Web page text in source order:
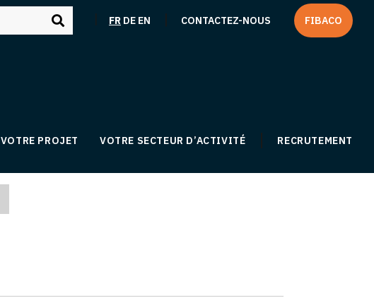
| FR DE EN | CONTACTEZ-NOUS FIBACO
VOTRE PROJET VOTRE SECTEUR D’ACTIVITÉ RECRUTEMENT